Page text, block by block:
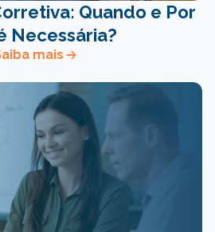
Quando e Por
Necessária?
mais